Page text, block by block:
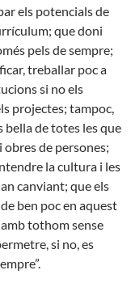
els potencials de
que doni
pels de sempre;
treballar poc a
si no els
projectes; tampoc,
bella de totes les que
obres de persones;
la cultura i les
canviant; que els
ben poc en aquest
tothom sense
si no, es